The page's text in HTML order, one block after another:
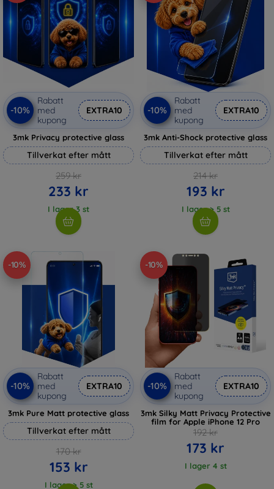
-10%
Rabatt
med
kupong
EXTRA10
3mk Privacy protective glass
Tillverkat efter mått
259 kr
233 kr
I lager 3 st
-10%
Rabatt
med
kupong
EXTRA10
3mk Anti-Shock protective glass
Tillverkat efter mått
214 kr
193 kr
I lager > 5 st
-10%
-10%
Rabatt
med
kupong
EXTRA10
3mk Pure Matt protective glass
Tillverkat efter mått
170 kr
153 kr
I lager > 5 st
-10%
-10%
Rabatt
med
kupong
EXTRA10
3mk Silky Matt Privacy Protective
film for Apple iPhone 12 Pro
192 kr
173 kr
I lager 4 st